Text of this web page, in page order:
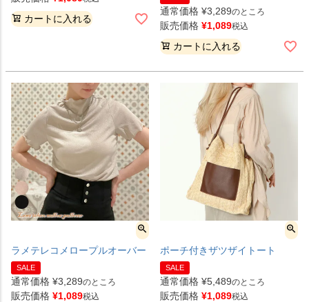
カートに入れる
通常価格 ¥3,289のところ
販売価格 ¥1,089税込
カートに入れる
ラメテレコメロープルオーバー
SALE
通常価格 ¥3,289のところ
販売価格 ¥1,089税込
ポーチ付きザツザイトート
SALE
通常価格 ¥5,489のところ
販売価格 ¥1,089税込